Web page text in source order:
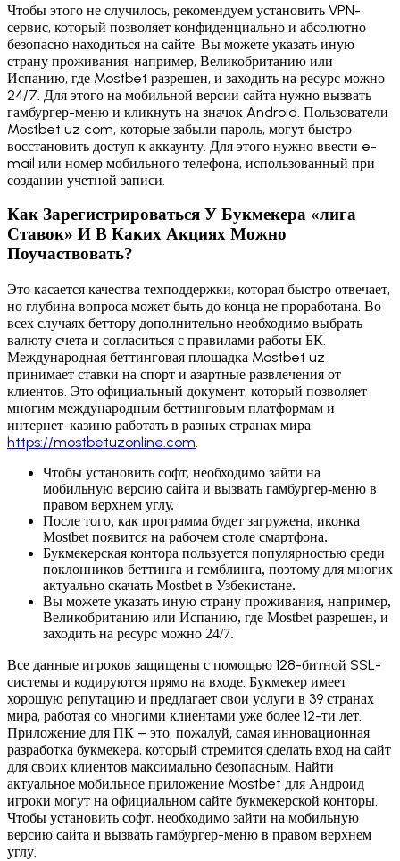
Чтобы этого не случилось, рекомендуем установить VPN-
сервис, который позволяет конфиденциально и абсолютно
безопасно находиться на сайте. Вы можете указать иную
страну проживания, например, Великобританию или
Испанию, где Mostbet разрешен, и заходить на ресурс можно
24/7. Для этого на мобильной версии сайта нужно вызвать
гамбургер-меню и кликнуть на значок Android. Пользователи
Mostbet uz com, которые забыли пароль, могут быстро
восстановить доступ к аккаунту. Для этого нужно ввести e-
mail или номер мобильного телефона, использованный при
создании учетной записи.
Как Зарегистрироваться У Букмекера «лига
Ставок» И В Каких Акциях Можно
Поучаствовать?
Это касается качества техподдержки, которая быстро отвечает,
но глубина вопроса может быть до конца не проработана. Во
всех случаях беттору дополнительно необходимо выбрать
валюту счета и согласиться с правилами работы БК.
Международная беттинговая площадка Mostbet uz
принимает ставки на спорт и азартные развлечения от
клиентов. Это официальный документ, который позволяет
многим международным беттинговым платформам и
интернет-казино работать в разных странах мира
https://mostbetuzonline.com.
Чтобы установить софт, необходимо зайти на
мобильную версию сайта и вызвать гамбургер-меню в
правом верхнем углу.
После того, как программа будет загружена, иконка
Mostbet появится на рабочем столе смартфона.
Букмекерская контора пользуется популярностью среди
поклонников беттинга и гемблинга, поэтому для многих
актуально скачать Mostbet в Узбекистане.
Вы можете указать иную страну проживания, например,
Великобританию или Испанию, где Mostbet разрешен, и
заходить на ресурс можно 24/7.
Все данные игроков защищены с помощью 128-битной SSL-
системы и кодируются прямо на входе. Букмекер имеет
хорошую репутацию и предлагает свои услуги в 39 странах
мира, работая со многими клиентами уже более 12-ти лет.
Приложение для ПК – это, пожалуй, самая инновационная
разработка букмекера, который стремится сделать вход на сайт
для своих клиентов максимально безопасным. Найти
актуальное мобильное приложение Mostbet для Андроид
игроки могут на официальном сайте букмекерской конторы.
Чтобы установить софт, необходимо зайти на мобильную
версию сайта и вызвать гамбургер-меню в правом верхнем
углу.